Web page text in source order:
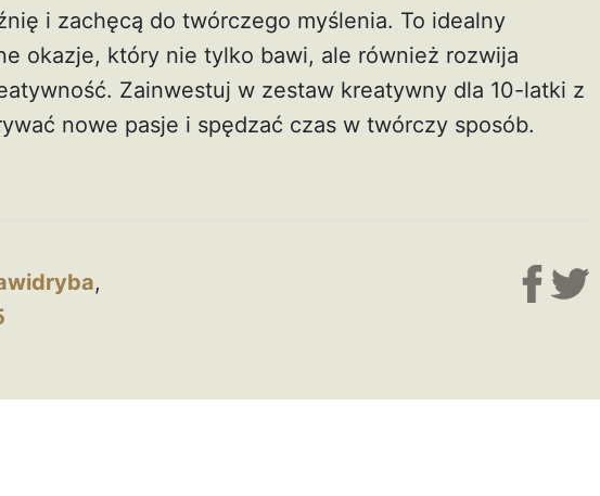
i zachęcą do twórczego myślenia. To idealny
okazje, który nie tylko bawi, ale również rozwija
Zainwestuj w zestaw kreatywny dla 10-latki z
nowe pasje i spędzać czas w twórczy sposób.
,